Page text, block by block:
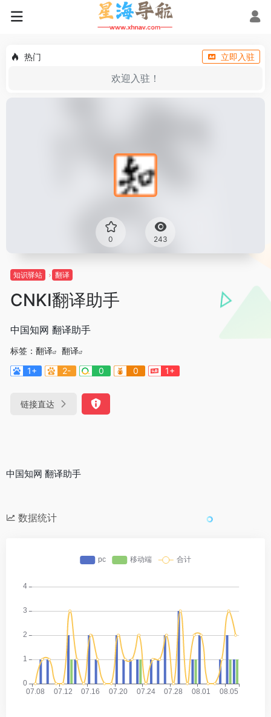
热门 立即入驻
欢迎入驻！
0 243
知识驿站 翻译
CNKI翻译助手
中国知网 翻译助手
标签： 翻译
翻译
1+
2- 0 0 1+
链接直达
中国知网 翻译助手
数据统计